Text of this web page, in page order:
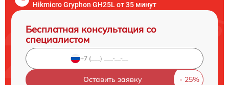
Hikmicro Gryphon GH25L от 35 минут
Бесплатная консультация со
специалистом
Оставить заявку